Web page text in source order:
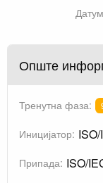
Опште
Тренутна фаза:
Иницијатор:
Припада: ISO/